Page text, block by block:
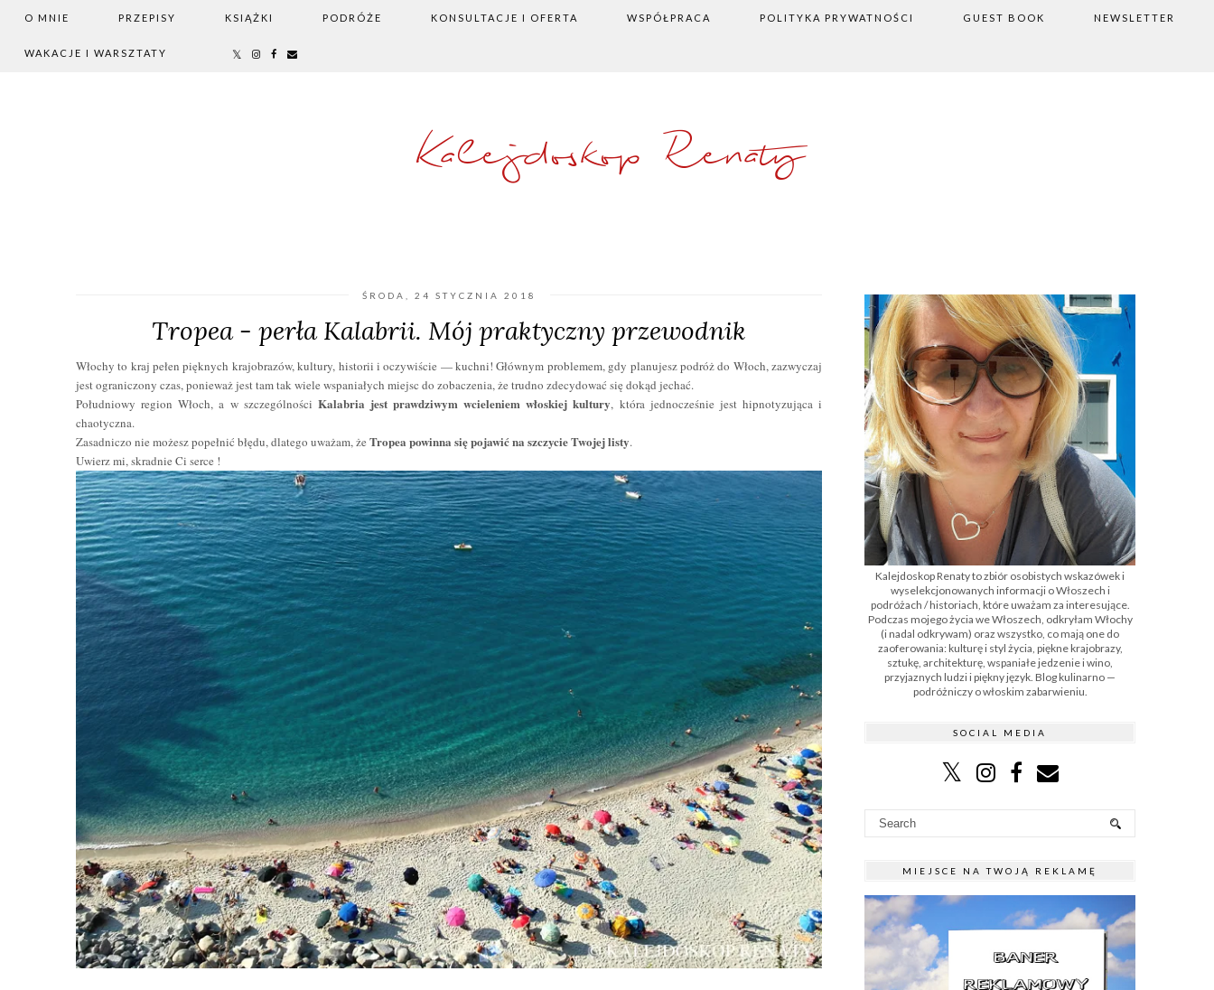
O MNIE PRZEPISY KSIĄŻKI PODRÓŻE KONSULTACJE I OFERTA WSPÓŁPRACA POLITYKA PRYWATNOŚCI GUEST BOOK NEWSLETTER
WAKACJE I WARSZTATY
Kalejdoskop Renaty
ŚRODA, 24 STYCZNIA 2018
Tropea - perła Kalabrii. Mój praktyczny przewodnik
Włochy to kraj pełen pięknych krajobrazów, kultury, historii i oczywiście — kuchni! Głównym problemem, gdy planujesz podróż do Włoch, zazwyczaj
jest ograniczony czas, ponieważ jest tam tak wiele wspaniałych miejsc do zobaczenia, że trudno zdecydować się dokąd jechać.
Południowy region Włoch, a w szczególności Kalabria jest prawdziwym wcieleniem włoskiej kultury, która jednocześnie jest hipnotyzująca i
chaotyczna.
Zasadniczo nie możesz popełnić błędu, dlatego uważam, że Tropea powinna się pojawić na szczycie Twojej listy.
Uwierz mi, skradnie Ci serce !
Kalejdoskop Renaty to zbiór osobistych wskazówek i
wyselekcjonowanych informacji o Włoszech i
podróżach / historiach, które uważam za interesujące.
Podczas mojego życia we Włoszech, odkryłam Włochy
(i nadal odkrywam) oraz wszystko, co mają one do
zaoferowania: kulturę i styl życia, piękne krajobrazy,
sztukę, architekturę, wspaniałe jedzenie i wino,
przyjaznych ludzi i piękny język. Blog kulinarno —
podróżniczy o włoskim zabarwieniu.
SOCIAL MEDIA
MIEJSCE NA TWOJĄ REKLAMĘ